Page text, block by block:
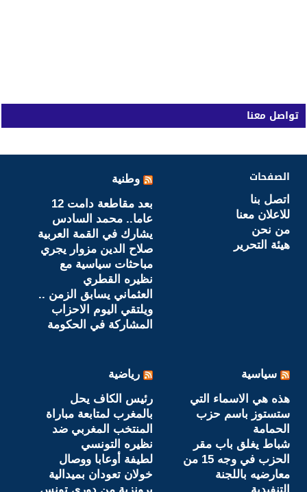
تواصل معنا
الصفحات
اتصل بنا
للاعلان معنا
من نحن
هيئة التحرير
وطنية
بعد مقاطعة دامت 12
عاما.. محمد السادس
يشارك في القمة العربية
صلاح الدين مزوار يجري
مباحثات سياسية مع
نظيره القطري
العثماني يسابق الزمن ..
ويلتقي اليوم الاحزاب
المشاركة في الحكومة
سياسية
هذه هي الاسماء التي
ستستوز باسم حزب
الحمامة
شباط يغلق باب مقر
الحزب في وجه 15 من
معارضيه باللجنة
رياضية
رئيس الكاف يحل
بالمغرب لمتابعة مباراة
المنتخب المغربي ضد
نظيره التونسي
لطيفة أوعابا ووصال
خولان تعودان بميدالية